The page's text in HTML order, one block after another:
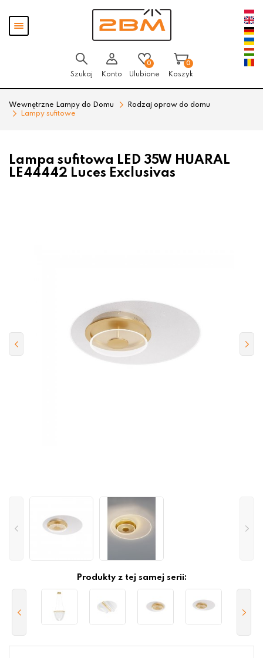
Pokaż
menu
Szukaj Konto
0
Ulubione
0
Koszyk
Wewnętrzne Lampy do Domu
Rodzaj opraw do domu
Lampy sufitowe
Lampa sufitowa LED 35W HUARAL
LE44442 Luces Exclusivas
Produkty z tej samej serii: